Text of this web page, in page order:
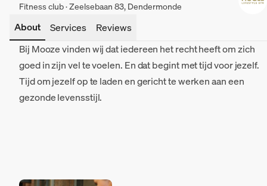
Fitness club · Zeelsebaan 83, Dendermonde
About Services
Reviews
Bij Mooze vinden wij dat iedereen het recht heeft om zich
goed in zijn vel te voelen. En dat begint met tijd voor jezelf.
Tijd om jezelf op te laden en gericht te werken aan een
gezonde levensstijl.